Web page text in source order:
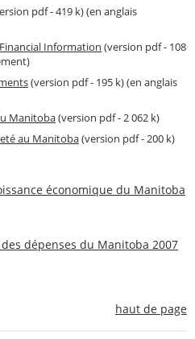
pdf - 419 k) (en anglais
Information (version pdf - 108
(version pdf - 195 k) (en anglais
Manitoba(version pdf - 2 062 k)
au Manitoba(version pdf - 200 k)
économique du Manitoba
dépenses du Manitoba 2007
haut de page